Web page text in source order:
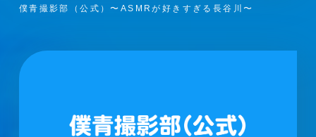
僕青撮影部（公式）〜ASMRが好きすぎる長谷川〜